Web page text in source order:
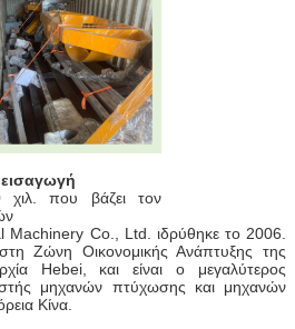
Co., Ltd. ιδρύθηκε το 2006.
Ζώνη Οικονομικής Ανάπτυξης της
Hebei, και είναι ο μεγαλύτερος
μηχανών πτύχωσης και μηχανών
Κίνα.